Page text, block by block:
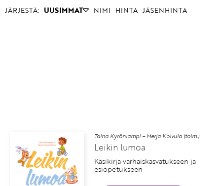
JÄRJESTÄ: UUSIMMAT NIMI HINTA JÄSENHINTA
Taina Kyrönlampi – Merja Koivula (toim.)
Leikin lumoa
Käsikirja varhaiskasvatukseen ja
esiopetukseen